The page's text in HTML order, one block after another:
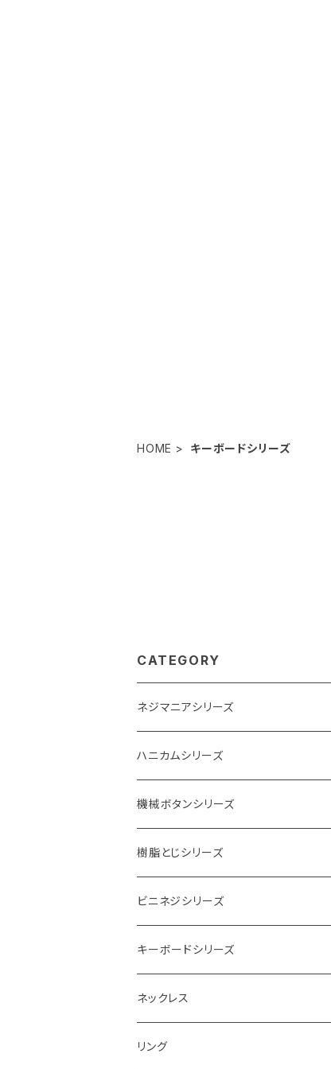
HOME キーボードシリーズ
CATEGORY
ネジマニアシリーズ
ハニカムシリーズ
機械ボタンシリーズ
樹脂とじシリーズ
ビニネジシリーズ
キーボードシリーズ
ネックレス
リング